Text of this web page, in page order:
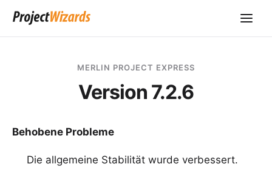
MERLIN PROJECT EXPRESS
Version 7.2.6
Behobene Probleme
Die allgemeine Stabilität wurde verbessert.